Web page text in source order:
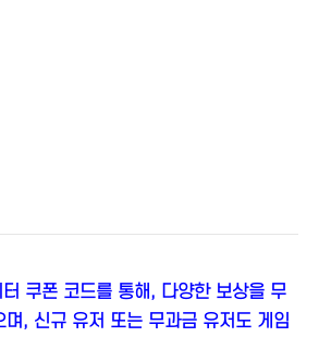
터 쿠폰 코드를 통해, 다양한 보상을 무
며, 신규 유저 또는 무과금 유저도 게임